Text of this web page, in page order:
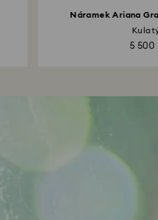
Náramek Ariana
5 500